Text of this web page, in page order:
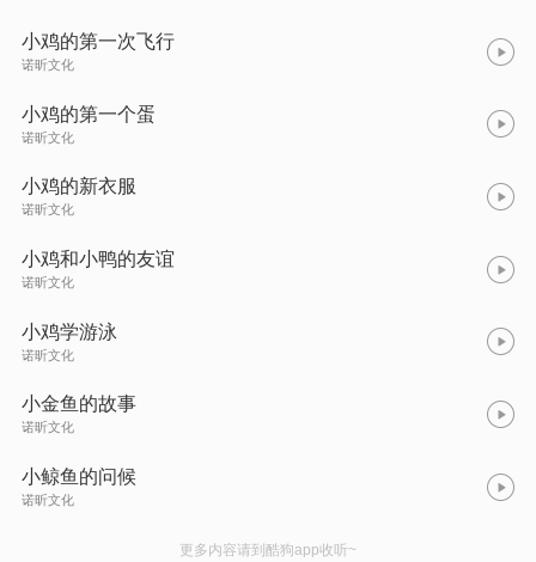
小鸡的第一次飞行
诺昕文化
小鸡的第一个蛋
诺昕文化
小鸡的新衣服
诺昕文化
小鸡和小鸭的友谊
诺昕文化
小鸡学游泳
诺昕文化
小金鱼的故事
诺昕文化
小鲸鱼的问候
诺昕文化
更多内容请到酷狗app收听~